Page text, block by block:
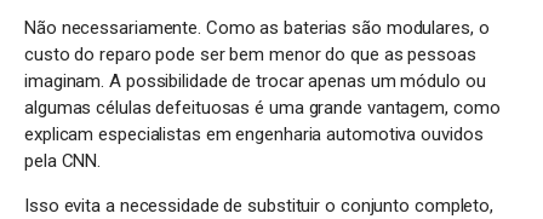
Não necessariamente. Como as baterias são modulares, o
custo do reparo pode ser bem menor do que as pessoas
imaginam. A possibilidade de trocar apenas um módulo ou
algumas células defeituosas é uma grande vantagem, como
explicam especialistas em engenharia automotiva ouvidos
pela CNN.
Isso evita a necessidade de substituir o conjunto completo,